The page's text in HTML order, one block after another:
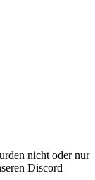
nicht oder nur
Discord